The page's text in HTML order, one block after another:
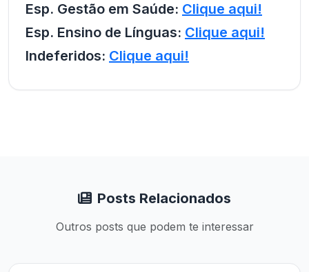
Esp. Gestão em Saúde: Clique aqui!
Esp. Ensino de Línguas: Clique aqui!
Indeferidos: Clique aqui!
Posts Relacionados
Outros posts que podem te interessar